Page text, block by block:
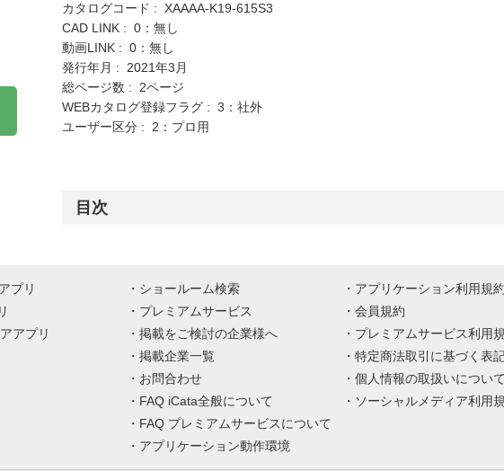
カタログコード : XAAAA-K19-615S3
CAD LINK : 0：無し
動画LINK : 0：無し
発行年月 : 2021年3月
総ページ数 : 2ページ
WEBカタログ登録フラグ : 3：社外
ユーザー区分 : 2：プロ用
目次
プリ
アプリ
ショールーム検索
プレミアムサービス
掲載をご検討の企業様へ
掲載企業一覧
お問合わせ
FAQ iCata全般について
FAQ プレミアムサービスについて
アプリケーション動作環境
アプリケーション利用規約
会員規約
プレミアムサービス利用
特定商法取引に基づく表
個人情報の取扱いについて
ソーシャルメディア利用